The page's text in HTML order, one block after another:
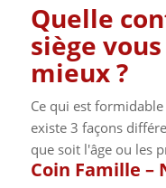
Quelle
siège
mieux ?
Ce qui est
existe 3 façons
que soit l'âge ou les
Coin Famille